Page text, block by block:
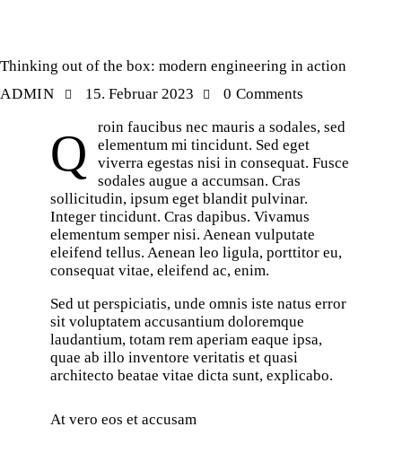
Thinking out of the box: modern engineering in action
ADMIN
15. Februar 2023 0 Comments
Q
roin faucibus nec mauris a sodales, sed
elementum mi tincidunt. Sed eget
viverra egestas nisi in consequat. Fusce
sodales augue a accumsan. Cras
sollicitudin, ipsum eget blandit pulvinar.
Integer tincidunt. Cras dapibus. Vivamus
elementum semper nisi. Aenean vulputate
eleifend tellus. Aenean leo ligula, porttitor eu,
consequat vitae, eleifend ac, enim.
Sed ut perspiciatis, unde omnis iste natus error
sit voluptatem accusantium doloremque
laudantium, totam rem aperiam eaque ipsa,
quae ab illo inventore veritatis et quasi
architecto beatae vitae dicta sunt, explicabo.
At vero eos et accusam